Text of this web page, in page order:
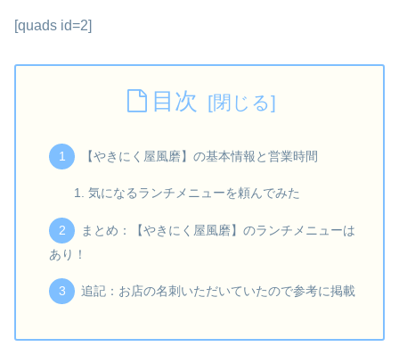
[quads id=2]
目次
【やきにく屋風磨】の基本情報と営業時間
気になるランチメニューを頼んでみた
まとめ：【やきにく屋風磨】のランチメニューは
あり！
追記：お店の名刺いただいていたので参考に掲載